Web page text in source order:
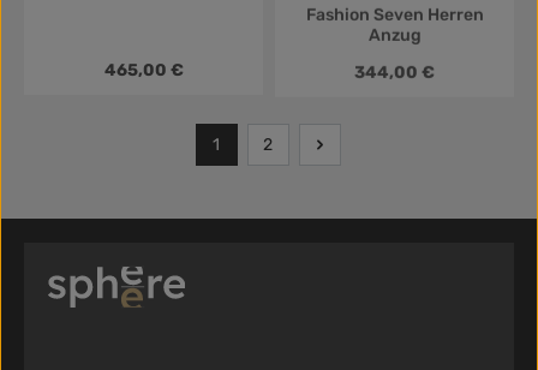
Regulärer Preis:
465,00 €
Fashion Seven Herren
Anzug
Regulärer Preis:
344,00 €
Seite
1
Seite
2